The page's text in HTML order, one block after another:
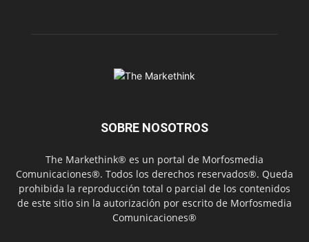
SOBRE NOSOTROS
The Markethink® es un portal de Morfosmedia
Comunicaciones®. Todos los derechos reservados®. Queda
prohibida la reproducción total o parcial de los contenidos
de este sitio sin la autorización por escrito de Morfosmedia
Comunicaciones®